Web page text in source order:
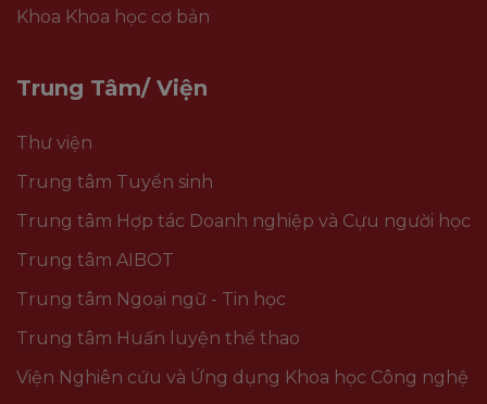
Khoa Khoa học cơ bản
Trung Tâm/ Viện
Thư viện
Trung tâm Tuyển sinh
Trung tâm Hợp tác Doanh nghiệp và Cựu người học
Trung tâm AIBOT
Trung tâm Ngoại ngữ - Tin học
Trung tâm Huấn luyện thể thao
Viện Nghiên cứu và Ứng dụng Khoa học Công nghệ